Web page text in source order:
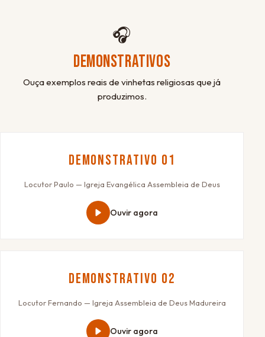
🎧
DEMONSTRATIVOS
Ouça exemplos reais de vinhetas religiosas que já
produzimos.
Demonstrativo 01
Locutor Paulo — Igreja Evangélica Assembleia de Deus
Ouvir agora
Demonstrativo 02
Locutor Fernando — Igreja Assembleia de Deus Madureira
Ouvir agora